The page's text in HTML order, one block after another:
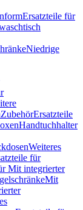
Ersatzteile für
Niedrige
ZubehörErsatzteile
Handtuchhalter
Weiteres
für
Mit integrierter
Mit